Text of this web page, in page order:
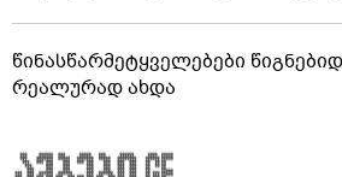
წინასწარმეტყველებები
რეალურად ახდა